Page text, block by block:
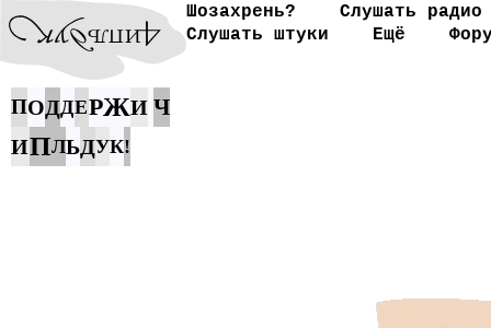
Шозахрень?
Слушать радио
Слушать штуки
Ещё
ПОДДЕРЖИ Ч
ИПЛЬДУК!